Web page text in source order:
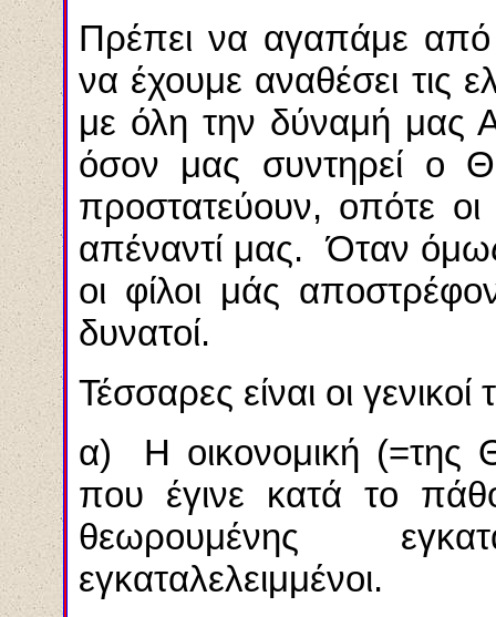
Πρέπει να αγαπάμε
να έχουμε αναθέσει τις
με όλη την δύναμή μας
όσον μας συντηρεί ο
προστατεύουν, οπότε οι
απέναντί μας. Όταν
οι φίλοι μάς
δυνατοί.
Τέσσαρες είναι οι
α) Η οικονομική (=της
που έγινε κατά το
θεωρουμένης
εγκαταλελειμμένοι.